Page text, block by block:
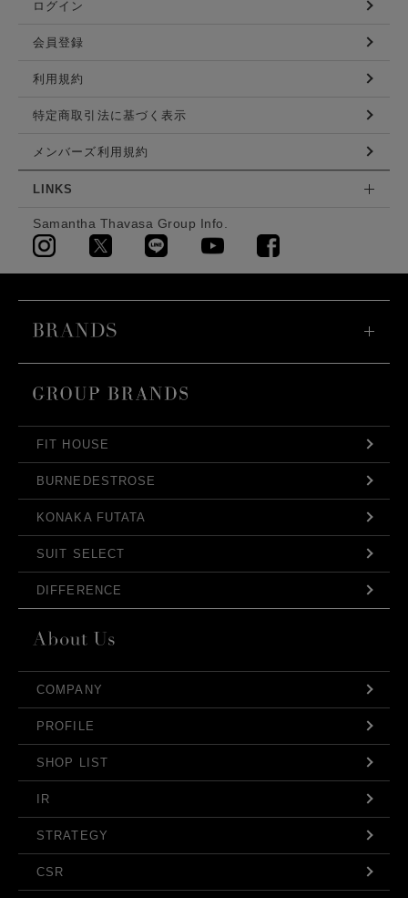
ログイン
会員登録
利用規約
特定商取引法に基づく表示
メンバーズ利用規約
LINKS
Samantha Thavasa Group Info.
FIT HOUSE
BURNEDESTROSE
KONAKA FUTATA
SUIT SELECT
DIFFERENCE
COMPANY
PROFILE
SHOP LIST
IR
STRATEGY
CSR